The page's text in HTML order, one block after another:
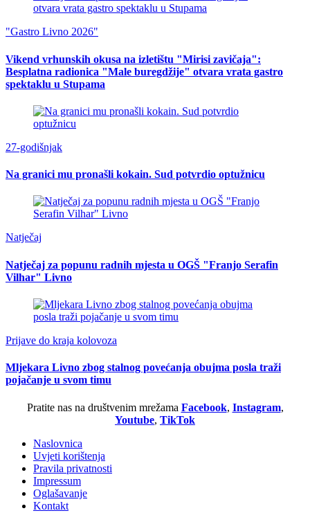
"Gastro Livno 2026"
Vikend vrhunskih okusa na izletištu "Mirisi zavičaja":
Besplatna radionica "Male buregdžije" otvara vrata gastro
spektaklu u Stupama
27-godišnjak
Na granici mu pronašli kokain. Sud potvrdio optužnicu
Natječaj
Natječaj za popunu radnih mjesta u OGŠ "Franjo Serafin
Vilhar" Livno
Prijave do kraja kolovoza
Mljekara Livno zbog stalnog povećanja obujma posla traži
pojačanje u svom timu
Pratite nas na društvenim mrežama Facebook, Instagram,
Youtube, TikTok
Naslovnica
Uvjeti korištenja
Pravila privatnosti
Impressum
Oglašavanje
Kontakt